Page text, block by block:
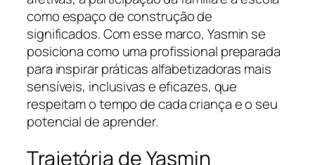
como espaço de construção de
significados. Com esse marco, Yasmin se
posiciona como uma profissional preparada
para inspirar práticas alfabetizadoras mais
sensíveis, inclusivas e eficazes, que
respeitam o tempo de cada criança e o seu
potencial de aprender.
Trajetória de Yasmin